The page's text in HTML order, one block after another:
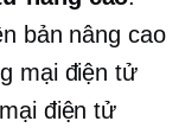
bản nâng cao
mại điện tử
điện tử